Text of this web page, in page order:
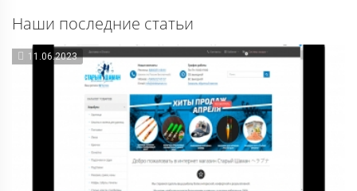
Наши последние статьи
11.06.2023